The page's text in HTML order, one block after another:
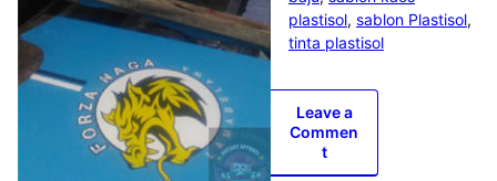
plastisol, sablon Plastisol,
tinta plastisol
Leave a
Commen
t